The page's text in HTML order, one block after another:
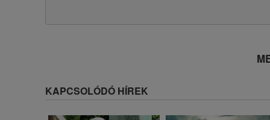
KAPCSOLÓDÓ HÍREK